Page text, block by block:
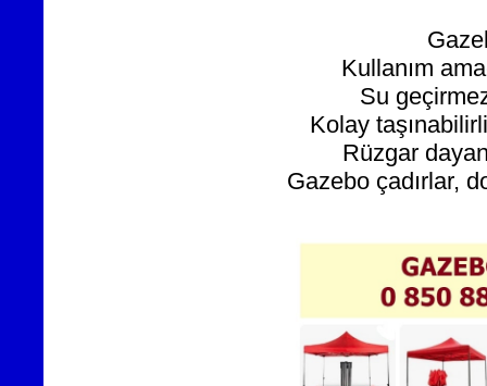
Kullanım
Su
Kolay
Rüzgar
Gazebo çadırlar,